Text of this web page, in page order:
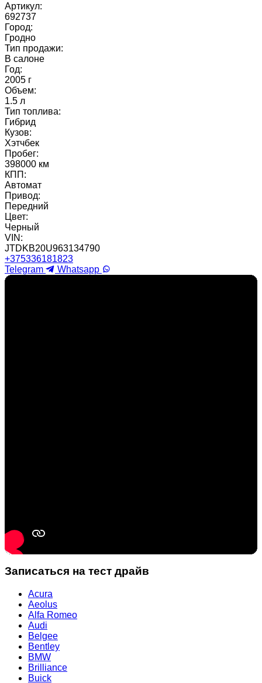
Артикул:
692737
Город:
Гродно
Тип продажи:
В салоне
Год:
2005 г
Объем:
1.5 л
Тип топлива:
Гибрид
Кузов:
Хэтчбек
Пробег:
398000 км
КПП:
Автомат
Привод:
Передний
Цвет:
Черный
VIN:
JTDKB20U963134790
+375336181823
Telegram
Whatsapp
Записаться на тест драйв
Acura
Aeolus
Alfa Romeo
Audi
Belgee
Bentley
BMW
Brilliance
Buick